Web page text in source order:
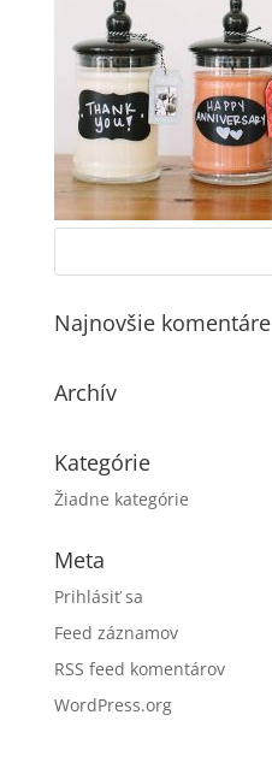
Najnovšie komentáre
Archív
Kategórie
Žiadne kategórie
Meta
Prihlásiť sa
Feed záznamov
RSS feed komentárov
WordPress.org